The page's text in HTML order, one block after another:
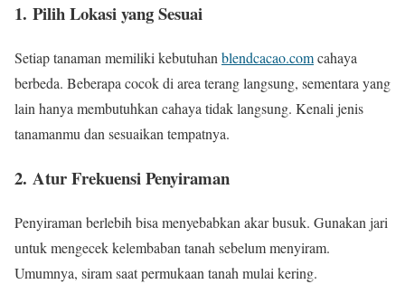
1. Pilih Lokasi yang Sesuai
Setiap tanaman memiliki kebutuhan blendcacao.comcahaya
berbeda. Beberapa cocok di area terang langsung, sementara yang
lain hanya membutuhkan cahaya tidak langsung. Kenali jenis
tanamanmu dan sesuaikan tempatnya.
2. Atur Frekuensi Penyiraman
Penyiraman berlebih bisa menyebabkan akar busuk. Gunakan jari
untuk mengecek kelembaban tanah sebelum menyiram.
Umumnya, siram saat permukaan tanah mulai kering.